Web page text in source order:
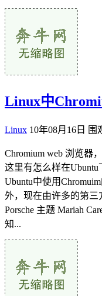
Linux中
Linux 10年08月16日 围
Chromium web 浏览器
这里有怎么样在Ubuntu
Ubuntu中使用
外，现在由许多的第三
Porsche 主题 Mariah
知...